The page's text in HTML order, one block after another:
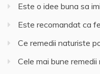
Este o idee buna sa
Este recomandat ca
Ce remedii naturiste
Cele mai bune